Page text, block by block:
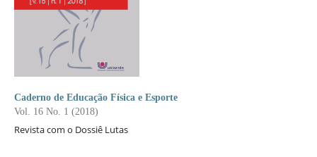
Caderno de Educação Física e Esporte
Vol. 16 No. 1 (2018)
Revista com o Dossiê Lutas